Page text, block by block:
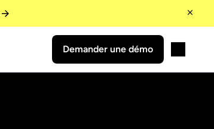
Demander une démo